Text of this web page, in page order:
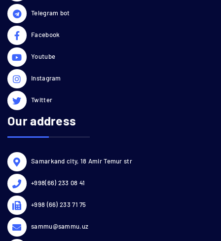
Telegram bot
Facebook
Youtube
Instagram
Twitter
Our address
Samarkand city, 18 Amir Temur str
+998(66) 233 08 41
+998 (66) 233 71 75
sammu@sammu.uz